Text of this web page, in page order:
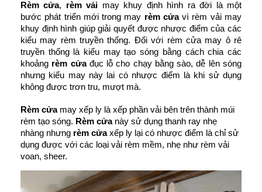
Rèm cửa, rèm vải may khuy định hình ra đời là một
bước phát triển mới trong may rèm cửa vì rèm vải may
khuy định hình giúp giải quyết được nhược điểm của các
kiểu may rèm truyền thống. Đối với rèm cửa may ô rê
truyền thống là kiểu may tạo sóng bằng cách chia các
khoảng rèm cửa đục lỗ cho chạy bằng sào, dễ lên sóng
nhưng kiểu may này lai có nhược điểm là khi sử dụng
không được trơn tru, mượt mà.
Rèm cửa may xếp ly là xếp phần vải bên trên thành múi
rèm tạo sóng. Rèm cửa này sử dụng thanh ray nhẹ
nhàng nhưng rèm cửa xếp ly lại có nhược điểm là chỉ sử
dụng được với các loại vải rèm mềm, nhẹ như rèm vải
voan, sheer.